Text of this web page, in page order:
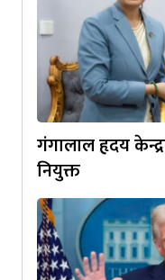
गंगालाल हृदय
नियुक्त